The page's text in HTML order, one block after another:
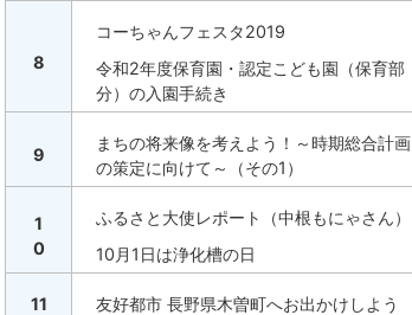
8
コーちゃんフェスタ2019
令和2年度保育園・認定こども園（保育部
分）の入園手続き
9
まちの将来像を考えよう！～時期総合計画
の策定に向けて～（その1）
1
0
ふるさと大使レポート（中根もにゃさん）
10月1日は浄化槽の日
11 友好都市 長野県木曽町へお出かけしよう